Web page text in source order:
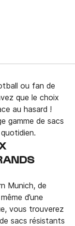
ou fan de
que le choix
au hasard !
gamme de sacs
Munich, de
d’une
vous trouverez
sacs résistants